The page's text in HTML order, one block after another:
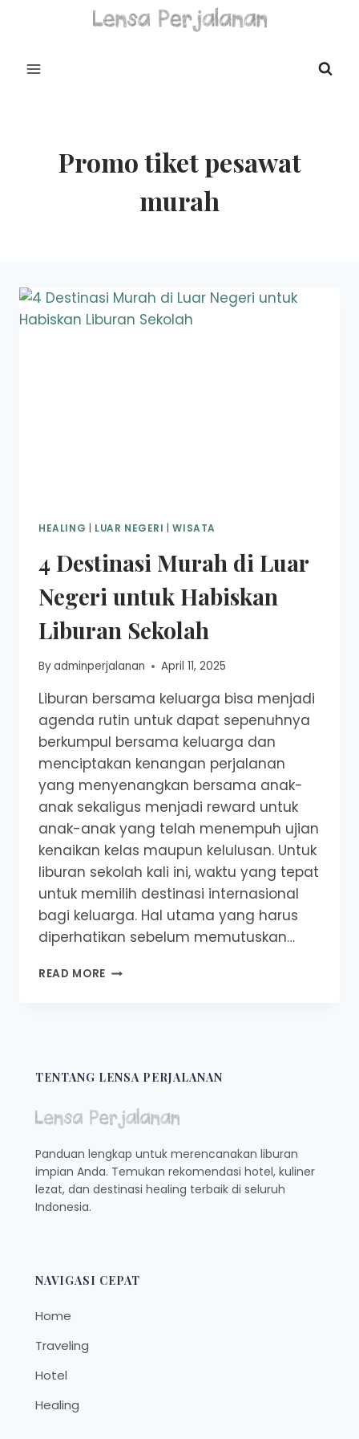
Promo tiket pesawat
murah
HEALING LUAR NEGERI |WISATA
4 Destinasi Murah di Luar
Negeri untuk Habiskan
Liburan Sekolah
Byadminperjalanan April 11, 2025
Liburan bersama keluarga bisa menjadi
agenda rutin untuk dapat sepenuhnya
berkumpul bersama keluarga dan
menciptakan kenangan perjalanan
yang menyenangkan bersama anak-
anak sekaligus menjadi reward untuk
anak-anak yang telah menempuh ujian
kenaikan kelas maupun kelulusan. Untuk
liburan sekolah kali ini, waktu yang tepat
untuk memilih destinasi internasional
bagi keluarga. Hal utama yang harus
diperhatikan sebelum memutuskan…
READ MORE 4
UNTUK
LIBURAN
SEKOLAH
TENTANG LENSA PERJALANAN
Panduan lengkap untuk merencanakan liburan
impian Anda. Temukan rekomendasi hotel, kuliner
lezat, dan destinasi healing terbaik di seluruh
Indonesia.
NAVIGASI CEPAT
Home
Traveling
Hotel
Healing